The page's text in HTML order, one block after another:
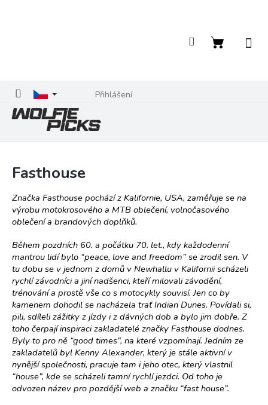
Přihlášení
Nákupní
Fasthouse
Značka Fasthouse pochází z Kalifornie, USA, zaměřuje se na
výrobu motokrosového a MTB oblečení, volnočasového
oblečení a brandových doplňků.
Během pozdních 60. a počátku 70. let., kdy každodenní
mantrou lidí bylo “peace, love and freedom” se zrodil sen. V
tu dobu se v jednom z domů v Newhallu v Kalifornii scházeli
rychlí závodníci a jiní nadšenci, kteří milovali závodění,
trénování a prostě vše co s motocykly souvisí. Jen co by
kamenem dohodil se nacházela trať Indian Dunes. Povídali si,
pili, sdíleli zážitky z jízdy i z dávných dob a bylo jim dobře. Z
toho čerpají inspiraci zakladatelé značky Fasthouse dodnes.
Byly to pro ně “good times”, na které vzpomínají. Jedním ze
zakladatelů byl Kenny Alexander, který je stále aktivní v
nynější společnosti, pracuje tam i jeho otec, který vlastnil
“house”, kde se scházeli tamní rychlí jezdci. Od toho je
odvozen název pro pozdější web a značku “fast house”.